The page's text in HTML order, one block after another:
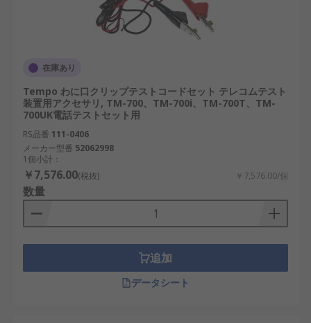
在庫あり
Tempo わに口クリップテストコードセット テレコムテスト
装置用アクセサリ, TM-700、TM-700i、TM-700T、TM-
700UK電話テストセット用
RS品番 111-0406
メーカー型番 52062998
1個小計：
￥7,576.00(税抜) ￥7,576.00/個
数量
追加
データシート